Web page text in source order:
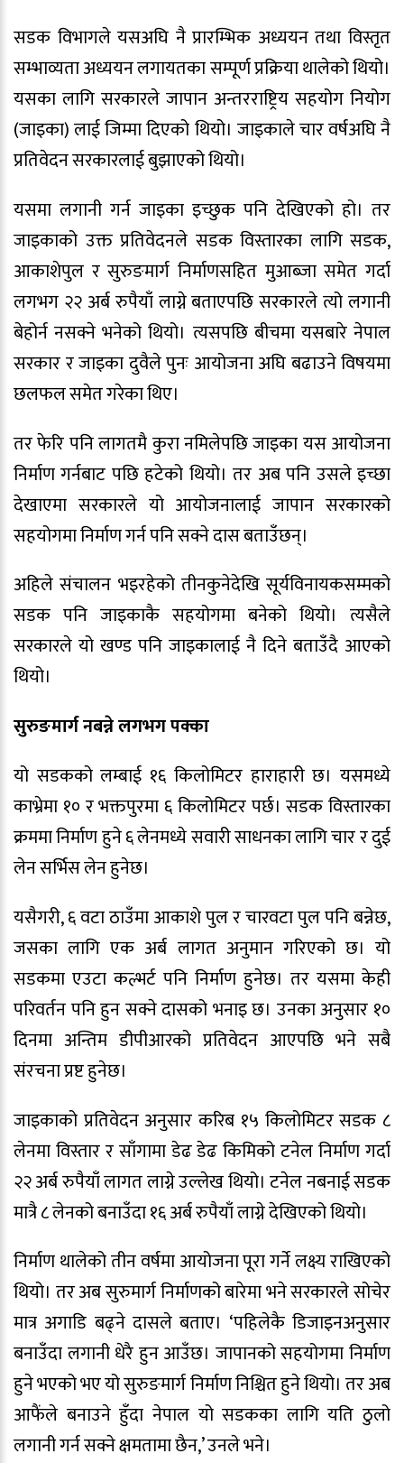
सडक विभागले यसअघि नै प्रारम्भिक अध्ययन तथा विस्तृत
सम्भाव्यता अध्ययन लगायतका सम्पूर्ण प्रक्रिया थालेको थियो।
यसका लागि सरकारले जापान अन्तरराष्ट्रिय सहयोग नियोग
(जाइका) लाई जिम्मा दिएको थियो। जाइकाले चार वर्षअघि नै
प्रतिवेदन सरकारलाई बुझाएको थियो।
यसमा लगानी गर्न जाइका इच्छुक पनि देखिएको हो। तर
जाइकाको उक्त प्रतिवेदनले सडक विस्तारका लागि सडक,
आकाशेपुल र सुरुङमार्ग निर्माणसहित मुआब्जा समेत गर्दा
लगभग २२ अर्ब रुपैयाँ लाग्ने बताएपछि सरकारले त्यो लगानी
बेहोर्न नसक्ने भनेको थियो। त्यसपछि बीचमा यसबारे नेपाल
सरकार र जाइका दुवैले पुनः आयोजना अघि बढाउने विषयमा
छलफल समेत गरेका थिए।
तर फेरि पनि लागतमै कुरा नमिलेपछि जाइका यस आयोजना
निर्माण गर्नबाट पछि हटेको थियो। तर अब पनि उसले इच्छा
देखाएमा सरकारले यो आयोजनालाई जापान सरकारको
सहयोगमा निर्माण गर्न पनि सक्ने दास बताउँछन्।
अहिले संचालन भइरहेको तीनकुनेदेखि सूर्यविनायकसम्मको
सडक पनि जाइकाकै सहयोगमा बनेको थियो। त्यसैले
सरकारले यो खण्ड पनि जाइकालाई नै दिने बताउँदै आएको
थियो।
सुरुङमार्ग नबन्ने लगभग पक्का
यो सडकको लम्बाई १६ किलोमिटर हाराहारी छ। यसमध्ये
काभ्रेमा १० र भक्तपुरमा ६ किलोमिटर पर्छ। सडक विस्तारका
क्रममा निर्माण हुने ६ लेनमध्ये सवारी साधनका लागि चार र दुई
लेन सर्भिस लेन हुनेछ।
यसैगरी, ६ वटा ठाउँमा आकाशे पुल र चारवटा पुल पनि बन्नेछ,
जसका लागि एक अर्ब लागत अनुमान गरिएको छ। यो
सडकमा एउटा कल्भर्ट पनि निर्माण हुनेछ। तर यसमा केही
परिवर्तन पनि हुन सक्ने दासको भनाइ छ। उनका अनुसार १०
दिनमा अन्तिम डीपीआरको प्रतिवेदन आएपछि भने सबै
संरचना प्रष्ट हुनेछ।
जाइकाको प्रतिवेदन अनुसार करिब १५ किलोमिटर सडक ८
लेनमा विस्तार र साँगामा डेढ डेढ किमिको टनेल निर्माण गर्दा
२२ अर्ब रुपैयाँ लागत लाग्ने उल्लेख थियो। टनेल नबनाई सडक
मात्रै ८ लेनको बनाउँदा १६ अर्ब रुपैयाँ लाग्ने देखिएको थियो।
निर्माण थालेको तीन वर्षमा आयोजना पूरा गर्ने लक्ष्य राखिएको
थियो। तर अब सुरुमार्ग निर्माणको बारेमा भने सरकारले सोचेर
मात्र अगाडि बढ्ने दासले बताए। ‘पहिलेकै डिजाइनअनुसार
बनाउँदा लगानी धेरै हुन आउँछ। जापानको सहयोगमा निर्माण
हुने भएको भए यो सुरुङमार्ग निर्माण निश्चित हुने थियो। तर अब
आफैंले बनाउने हुँदा नेपाल यो सडकका लागि यति ठुलो
लगानी गर्न सक्ने क्षमतामा छैन,’ उनले भने।